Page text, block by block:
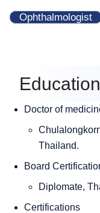
Ophthalmologist
Education
Doctor of
Thailand.
Board
Diplomate,
Certifications